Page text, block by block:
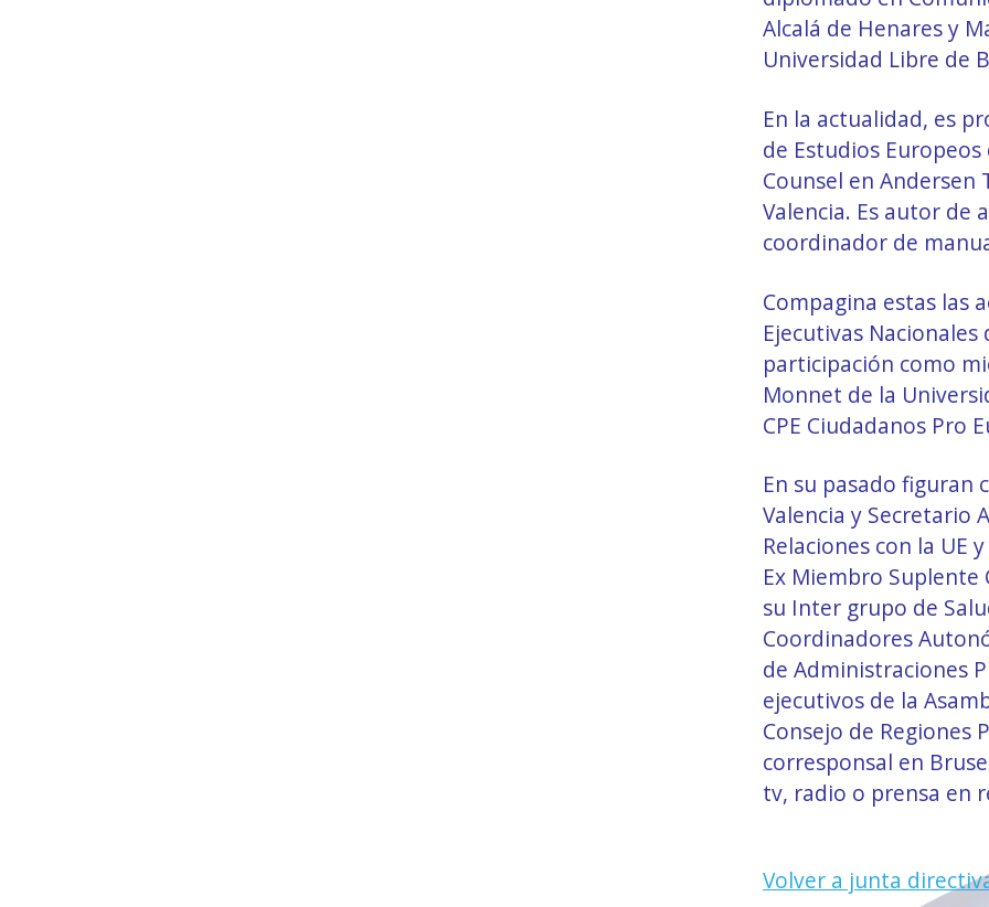
Alcalá de Henares y
Universidad Libre de
En la actualidad, es
de Estudios
Counsel en Andersen
Valencia. Es autor de
coordinador de
Compagina estas las
Ejecutivas
participación como
Monnet de la
CPE Ciudadanos Pro
En su pasado figuran
Valencia y Secretario
Relaciones con la UE
Ex Miembro Suplente
su Inter grupo de
Coordinadores
de Administraciones
ejecutivos de la
Consejo de Regiones
corresponsal en
tv, radio o prensa en
Volver a junta